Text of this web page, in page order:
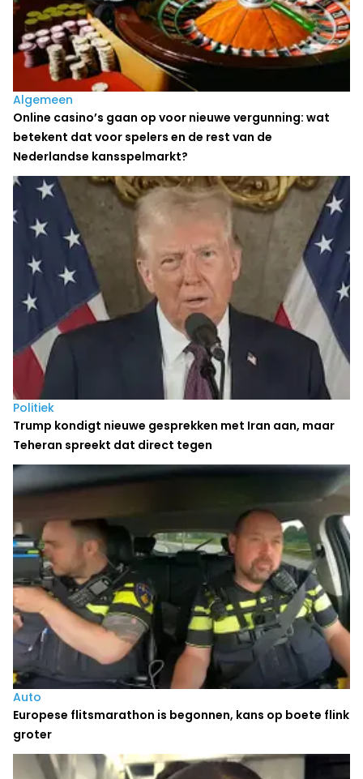
Algemeen
Online casino’s gaan op voor nieuwe vergunning: wat
betekent dat voor spelers en de rest van de
Nederlandse kansspelmarkt?
Politiek
Trump kondigt nieuwe gesprekken met Iran aan, maar
Teheran spreekt dat direct tegen
Auto
Europese flitsmarathon is begonnen, kans op boete flink
groter